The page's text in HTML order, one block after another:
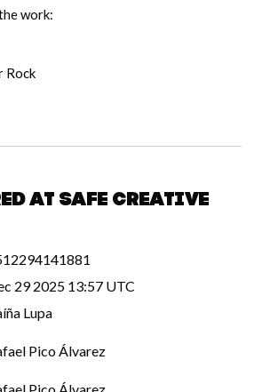
work:
Rock
at Safe Creative
29 2025 13:57 UTC
Lupa
Pico Álvarez